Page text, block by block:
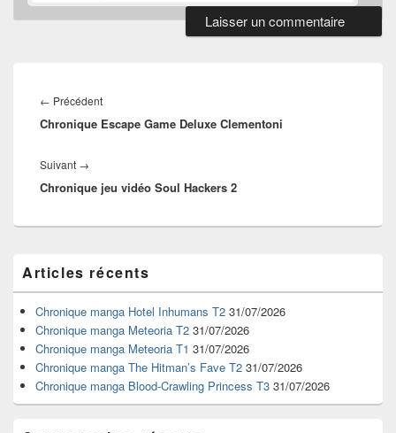
de
l’article
← PrécédentArticle
précédent :
Chronique Escape Game Deluxe Clementoni
Suivant →
suivant :
Chronique jeu vidéo Soul Hackers 2
principale
de
widget
pour
barre
latérale
Articles récents
Chronique manga Hotel Inhumans T2 31/07/2026
Chronique manga Meteoria T2 31/07/2026
Chronique manga Meteoria T1 31/07/2026
Chronique manga The Hitman’s Fave T2 31/07/2026
Chronique manga Blood-Crawling Princess T3 31/07/2026